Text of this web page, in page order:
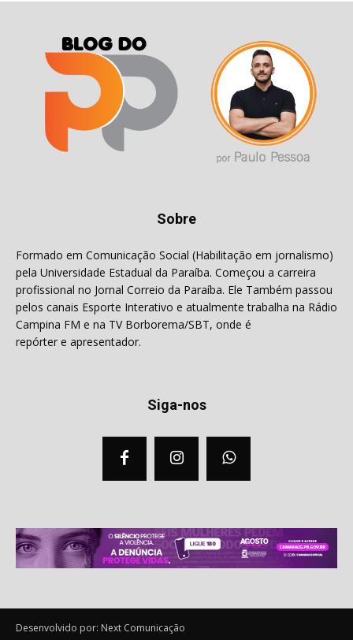
Sobre
Formado em Comunicação Social (Habilitação em jornalismo)
pela Universidade Estadual da Paraíba. Começou a carreira
profissional no Jornal Correio da Paraíba. Ele Também passou
pelos canais Esporte Interativo e atualmente trabalha na Rádio
Campina FM e na TV Borborema/SBT, onde é
repórter e apresentador.
Siga-nos
Desenvolvido por: Next Comunicação